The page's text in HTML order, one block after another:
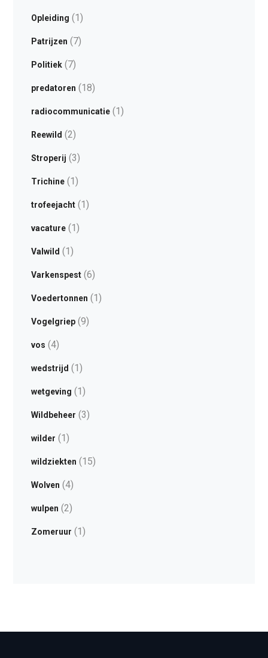
Opleiding (1)
Patrijzen (7)
Politiek(7)
predatoren (18)
radiocommunicatie(1)
Reewild (2)
Stroperij (3)
Trichine(1)
trofeejacht(1)
vacature(1)
Valwild (1)
Varkenspest(6)
Voedertonnen (1)
Vogelgriep(9)
vos (4)
wedstrijd (1)
wetgeving (1)
Wildbeheer (3)
wilder (1)
wildziekten (15)
Wolven (4)
wulpen (2)
Zomeruur (1)